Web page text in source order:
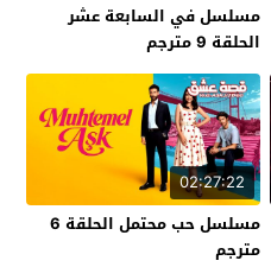
مسلسل في السابعة عشر
الحلقة 9 مترجم
02:27:22
مسلسل حب محتمل الحلقة 6
مترجم